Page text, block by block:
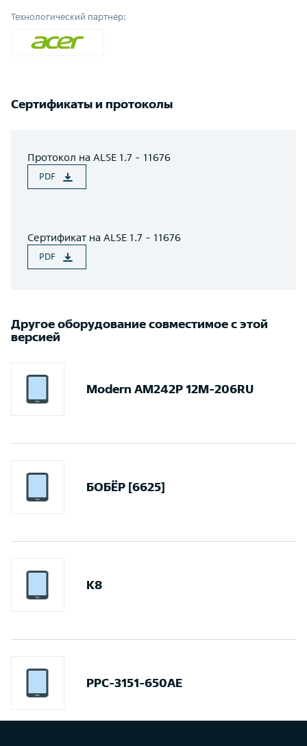
Технологический партнёр:
Сертификаты и протоколы
Протокол на ALSE 1.7 - 11676
PDF
Сертификат на ALSE 1.7 - 11676
PDF
Другое оборудование совместимое с этой
версией
Modern AM242P 12M-206RU
БОБЁР [6625]
К8
PPC-3151-650AE